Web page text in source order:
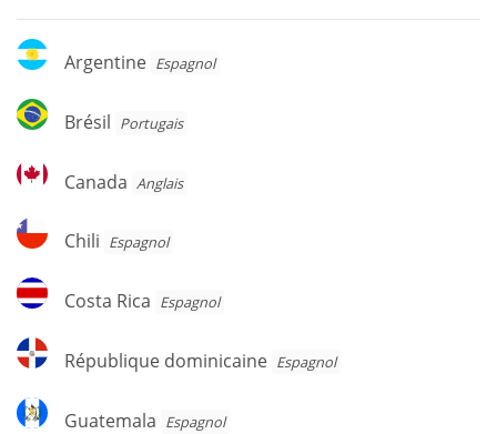
Argentine
Argentine Espagnol
Brésil
Brésil Portugais
Canada
Canada Anglais
Chili
Chili Espagnol
Costa
Rica
Costa Rica Espagnol
République
dominicaine
République dominicaine Espagnol
Guatemala
Guatemala Espagnol